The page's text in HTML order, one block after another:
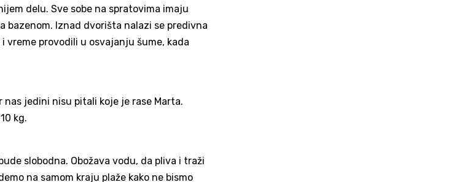
delu. Sve sobe na spratovima imaju
bazenom. Iznad dvorišta nalazi se predivna
vreme provodili u osvajanju šume, kada
jedini nisu pitali koje je rase Marta.
kg.
slobodna. Obožava vodu, da pliva i traži
na samom kraju plaže kako ne bismo